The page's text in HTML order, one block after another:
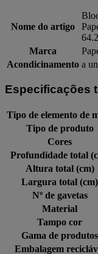
Nome do artigo
Marca
Acondicinamento a
Especificações
Tipo de elemento de
Tipo de produto
Cores
Profundidade total
Altura total (cm)
Largura total (cm)
Nº de gavetas
Material
Tampo cor
Gama de produtos
Embalagem